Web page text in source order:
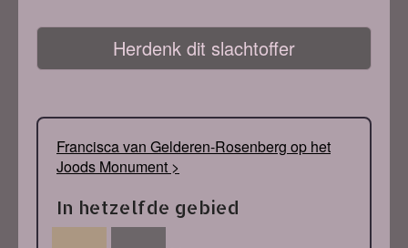
Herdenk dit slachtoffer
Francisca van Gelderen-Rosenberg op het
Joods Monument >
In hetzelfde gebied